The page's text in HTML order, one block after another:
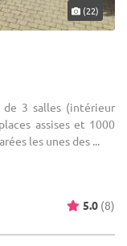
(22)
de 3 salles (intérieur
assises et 1000
les unes des ...
5.0 (8)